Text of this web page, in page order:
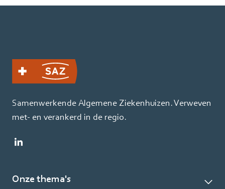
Samenwerkende Algemene Ziekenhuizen. Verweven
met- en verankerd in de regio.
Onze thema's